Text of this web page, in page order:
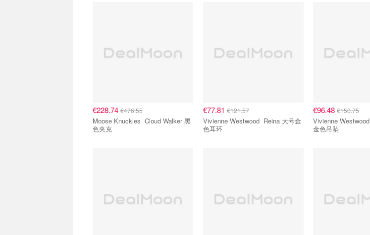
€228.74 €476.55
Moose Knuckles Cloud Walker 黑
色夹克
€77.81€121.57
Vivienne Westwood Reina 大号金
色耳环
€96.48 €150.75
Vivienne Westwood Celestia 小号
金色吊坠